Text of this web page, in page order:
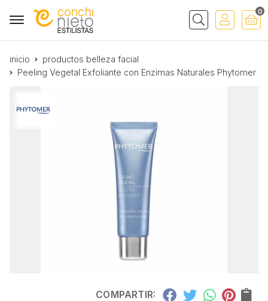
Buscar
0
inicio
productos belleza facial
Peeling Vegetal Exfoliante con Enzimas Naturales Phytomer
COMPARTIR: